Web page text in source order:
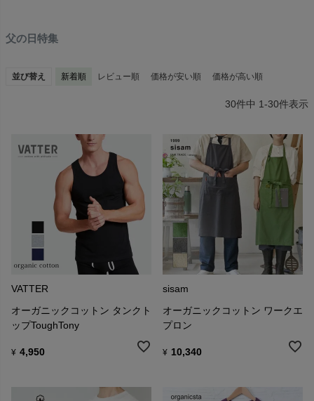
父の日特集
並び替え 新着順 レビュー順 価格が安い順 価格が高い順
30件中 1-30件表示
VATTER
オーガニックコットン タンクト
ップToughTony
¥ 4,950
sisam
オーガニックコットン ワークエ
プロン
¥ 10,340